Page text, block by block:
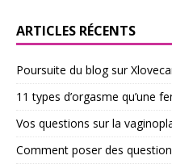
ARTICLES RÉCENTS
Poursuite du blog sur
11 types d’orgasme qu’une
Vos questions sur la
Comment poser des